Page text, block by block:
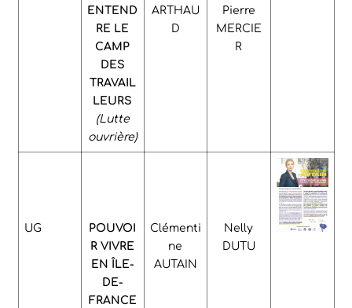
ENTEND
RE LE
CAMP
DES
TRAVAIL
LEURS
(Lutte
ouvrière)
ARTHAU
D
Pierre
MERCIE
R
UG
POUVOI
R VIVRE
EN ÎLE-
DE-
FRANCE
Clémenti
ne
AUTAIN
Nelly
DUTU